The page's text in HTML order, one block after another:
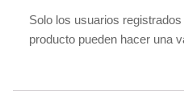
Solo los usuarios
producto pueden hacer una